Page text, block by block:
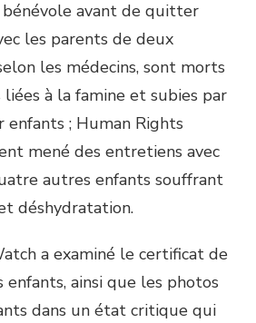
avant de quitter
les parents de deux
les médecins, sont morts
à la famine et subies par
; Human Rights
mené des entretiens avec
autres enfants souffrant
déshydratation.
a examiné le certificat de
enfants, ainsi que les photos
dans un état critique qui